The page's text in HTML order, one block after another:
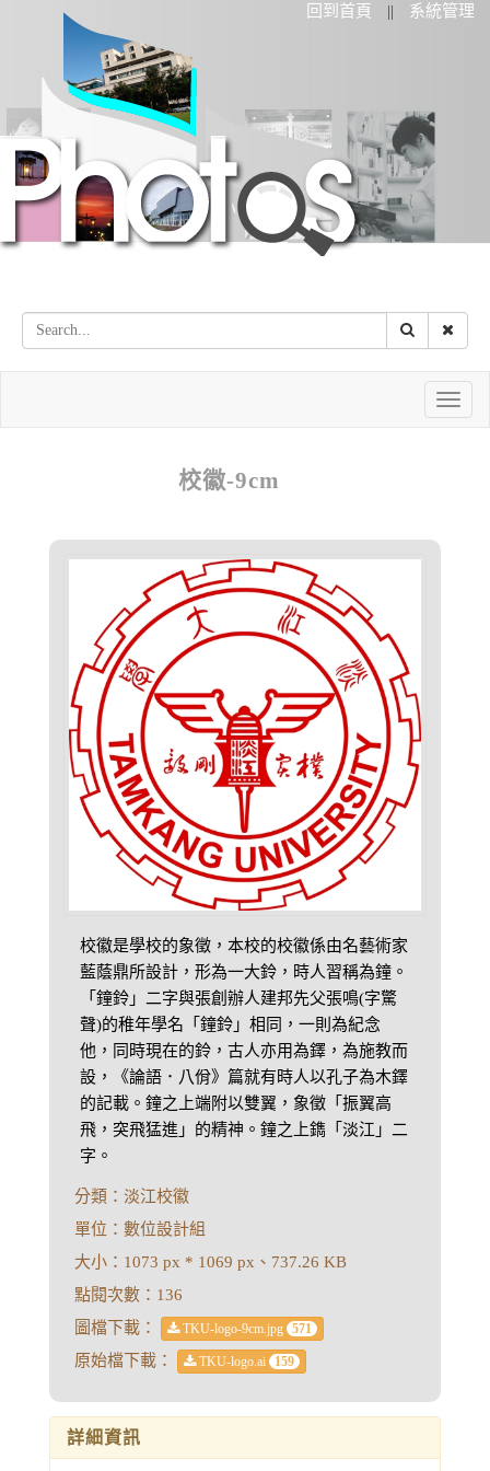
回到首頁 系統管理
Toggle
校徽-9cm
校徽是學校的象徵，本校的校徽係由名藝術家
藍蔭鼎所設計，形為一大鈴，時人習稱為鐘。
「鐘鈴」二字與張創辦人建邦先父張鳴(字驚
聲)的稚年學名「鐘鈴」相同，一則為紀念
他，同時現在的鈴，古人亦用為鐸，為施教而
設，《論語．八佾》篇就有時人以孔子為木鐸
的記載。鐘之上端附以雙翼，象徵「振翼高
飛，突飛猛進」的精神。鐘之上鐫「淡江」二
字。
分類：淡江校徽
單位：數位設計組
大小：1073 px * 1069 px、737.26 KB
點閱次數：136
圖檔下載：
TKU-logo-9cm.jpg 571
原始檔下載： TKU-logo.ai 159
詳細資訊